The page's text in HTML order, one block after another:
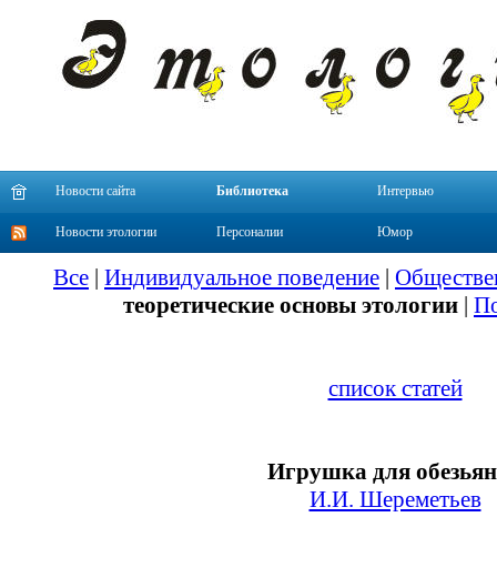
Новости сайта Библиотека Интервью
Новости этологии Персоналии Юмор
Все | Индивидуальное поведение |
теоретические основы этологии |
список статей
Игрушка для
И.И. Шереметьев